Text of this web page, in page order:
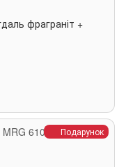
фраграніт +
Подарунок